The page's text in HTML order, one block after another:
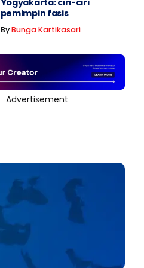
Yogyakarta: ciri-ciri
pemimpin fasis
ByBunga Kartikasari
Advertisement